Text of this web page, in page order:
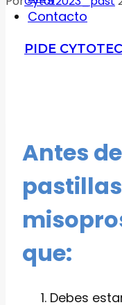
Contacto
PIDE
Antes
que:
Debes